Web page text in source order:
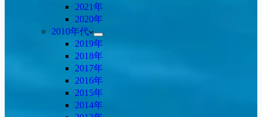
2021年
2020年
2010年代
2019年
2018年
2017年
2016年
2015年
2014年